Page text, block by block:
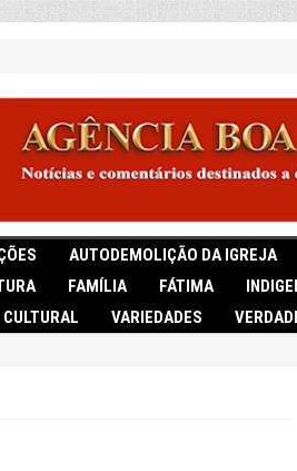
AUTODEMOLIÇÃO DA IGREJA
FAMÍLIA FÁTIMA
VARIEDADES